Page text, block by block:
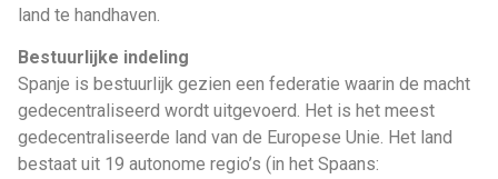
land te handhaven.
Bestuurlijke indeling
Spanje is bestuurlijk gezien een federatie waarin de macht
gedecentraliseerd wordt uitgevoerd. Het is het meest
gedecentraliseerde land van de Europese Unie. Het land
bestaat uit 19 autonome regio’s (in het Spaans: